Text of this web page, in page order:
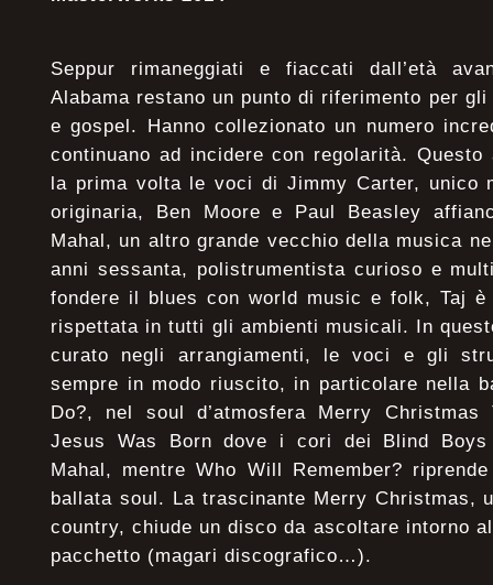
Seppur rimaneggiati e fiaccati dall’età
Alabama restano un punto di riferimento per
e gospel. Hanno collezionato un numero
continuano ad incidere con regolarità.
la prima volta le voci di Jimmy Carter, unico
originaria, Ben Moore e Paul Beasley
Mahal, un altro grande vecchio della musica
anni sessanta, polistrumentista curioso e
fondere il blues con world music e folk, Taj è
rispettata in tutti gli ambienti musicali. In
curato negli arrangiamenti, le voci e gli
sempre in modo riuscito, in particolare nella
Do?, nel soul d’atmosfera Merry
Jesus Was Born dove i cori dei Blind
Mahal, mentre Who Will Remember?
ballata soul. La trascinante Merry Christmas,
country, chiude un disco da ascoltare intorno
pacchetto (magari discografico…).